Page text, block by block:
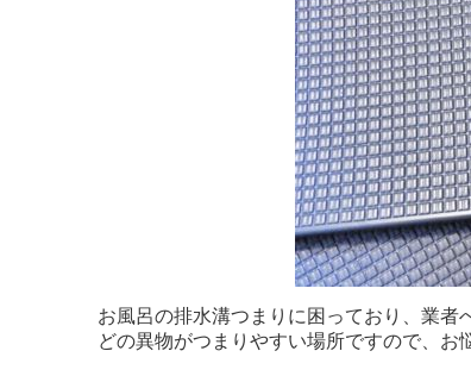
お風呂の排水溝つまりに困っており、業
どの異物がつまりやすい場所ですので、お